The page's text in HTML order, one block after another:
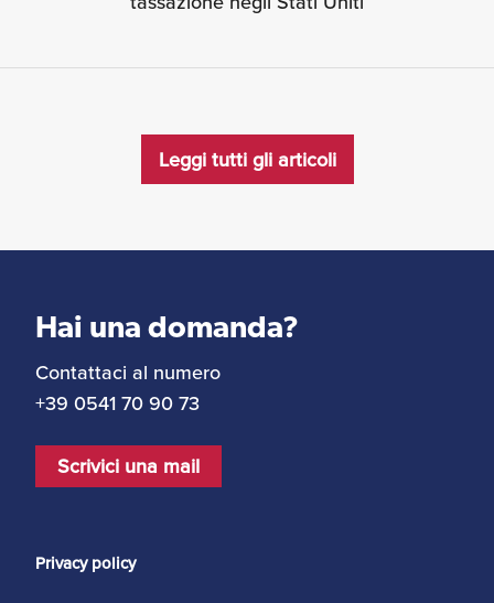
Leggi tutti gli articoli
Hai una domanda?
Contattaci al numero
+39 0541 70 90 73
Scrivici una mail
Privacy policy